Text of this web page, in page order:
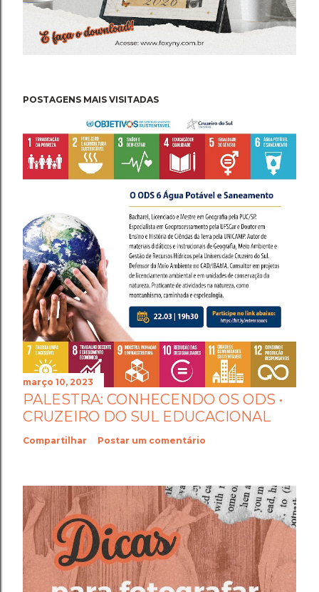
POSTAGENS MAIS VISITADAS
março 10, 2023
PALESTRA: CONHECENDO OS ODS •
CRUZEIRO DO SUL EDUCACIONAL
Compartilhar Postar um comentário